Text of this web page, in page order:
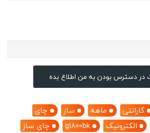
در دسترس بودن به من اطلاع بده
گارانتی ماهه ساز
چای
الکترونیک g1800bk
چای ساز